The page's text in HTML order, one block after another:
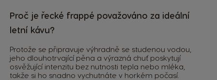
Proč je řecké frappé považováno za ideální
letní kávu?
Protože se připravuje výhradně se studenou vodou,
jeho dlouhotrvající pěna a výrazná chuť poskytují
osvěžující intenzitu bez nutnosti tepla nebo mléka,
takže si ho snadno vychutnáte v horkém počasí.